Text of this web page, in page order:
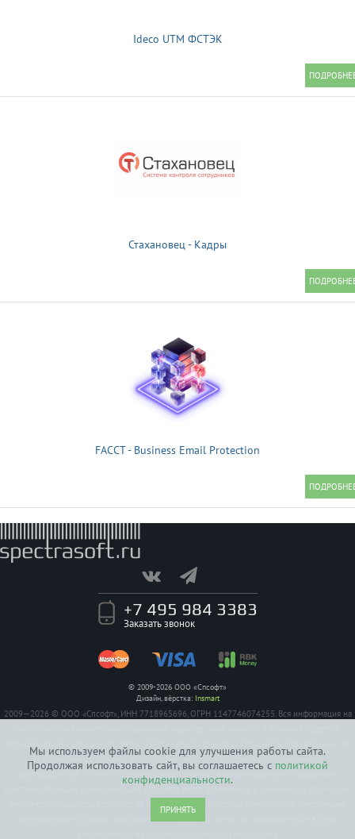
Мы используем файлы cookie для улучшения работы сайта.
Продолжая использовать сайт, вы соглашаетесь с политикой
конфиденциальности.
ПРИНЯТЬ
Ideco UTM ФСТЭК
Стахановец - Кадры
FACCT - Business Email Protection
+7 495 984 3383
Заказать звонок
© 2009-2026 ООО «Спсофт»
Дизайн, вёрстка: Insmart
2009—2026 © ООО «Спсофт», ИНН 7718965696, ОГРН 1147746074255. Вся информация на
определяемой положением Статьи 437 Гражданского кодекса Российской Федерации. На
все заявленные на сайте авторизации имеются сертификаты полученные от
производителей. Услуги по ремонту предоставляются авторизованными сервисными
центрами. Функции и комплектация устройств могут различаться в зависимости от модели.
Фирма-производитель оставляет за собой право на внесение изменений в конструкцию,
комплектацию и дизайн оборудования. Пользуясь сайтом Вы соглашаетесь на сбор